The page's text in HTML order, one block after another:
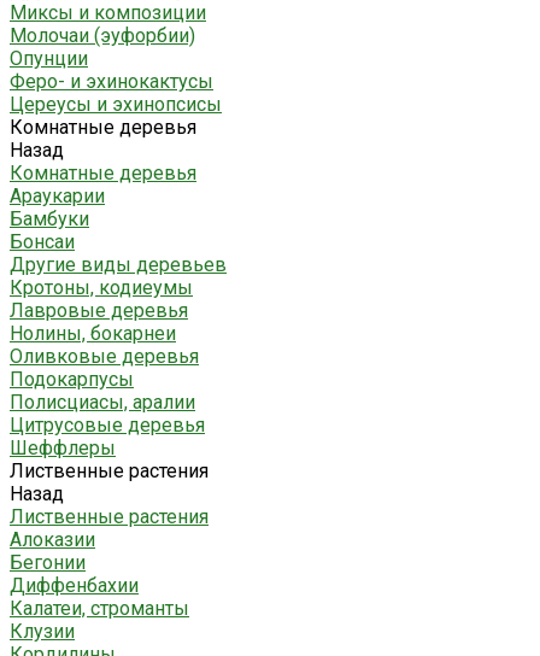
Миксы и композиции
Молочаи (эуфорбии)
Опунции
Феро- и эхинокактусы
Цереусы и эхинопсисы
Комнатные деревья
Назад
Комнатные деревья
Араукарии
Бамбуки
Бонсаи
Другие виды деревьев
Кротоны, кодиеумы
Лавровые деревья
Нолины, бокарнеи
Оливковые деревья
Подокарпусы
Полисциасы, аралии
Цитрусовые деревья
Шеффлеры
Лиственные растения
Назад
Лиственные растения
Алоказии
Бегонии
Диффенбахии
Калатеи, строманты
Клузии